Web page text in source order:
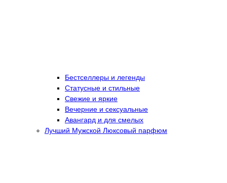
Бестселлеры и легенды
Статусные и стильные
Свежие и яркие
Вечерние и сексуальные
Авангард и для смелых
Лучший Мужской Люксовый парфюм